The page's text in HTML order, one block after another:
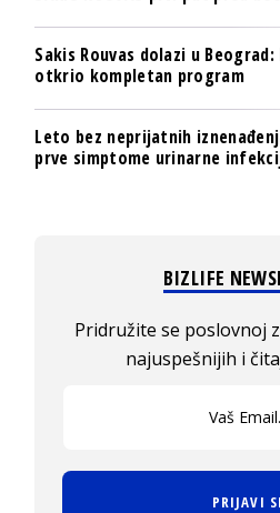
Sakis Rouvas dolazi u
otkrio kompletan program
Leto bez neprijatnih
prve simptome urinarne
BIZLIFE
Pridružite se poslovnoj
najuspešnijih i
PRIJAVI